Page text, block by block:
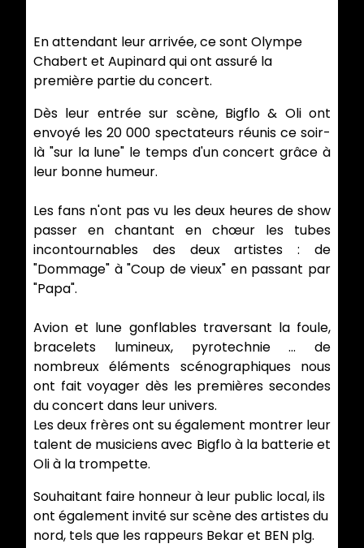
En attendant leur arrivée, ce sont Olympe
Chabert et Aupinard qui ont assuré la
première partie du concert.
Dès leur entrée sur scène, Bigflo & Oli ont
envoyé les 20 000 spectateurs réunis ce soir-
là "sur la lune" le temps d'un concert grâce à
leur bonne humeur.
Les fans n'ont pas vu les deux heures de show
passer en chantant en chœur les tubes
incontournables des deux artistes : de
"Dommage" à "Coup de vieux" en passant par
"Papa".
Avion et lune gonflables traversant la foule,
bracelets lumineux, pyrotechnie ... de
nombreux éléments scénographiques nous
ont fait voyager dès les premières secondes
du concert dans leur univers.
Les deux frères ont su également montrer leur
talent de musiciens avec Bigflo à la batterie et
Oli à la trompette.
Souhaitant faire honneur à leur public local, ils
ont également invité sur scène des artistes du
nord, tels que les rappeurs Bekar et BEN plg.